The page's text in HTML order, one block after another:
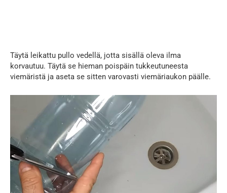
Täytä leikattu pullo vedellä, jotta sisällä oleva ilma
korvautuu. Täytä se hieman poispäin tukkeutuneesta
viemäristä ja aseta se sitten varovasti viemäriaukon päälle.